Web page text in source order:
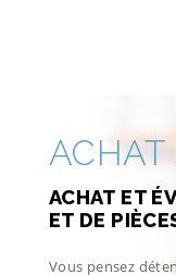
ACHAT
ACHAT ET
ET DE
Vous pensez